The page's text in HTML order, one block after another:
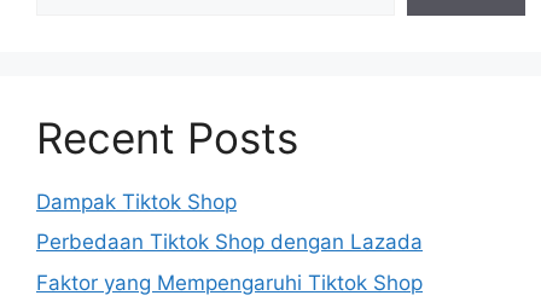
Recent Posts
Dampak Tiktok Shop
Perbedaan Tiktok Shop dengan Lazada
Faktor yang Mempengaruhi Tiktok Shop